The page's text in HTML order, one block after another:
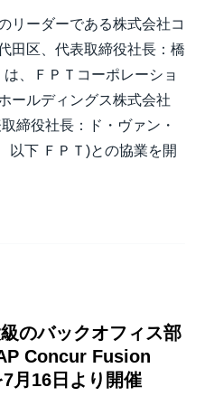
リーダーである株式会社コ
田区、代表取締役社長：橋
、ＦＰＴコーポレーショ
ールディングス株式会社
締役社長：ド・ヴァン・
以下 ＦＰＴ)との協業を開
のバックオフィス部
Concur Fusion
月16日より開催